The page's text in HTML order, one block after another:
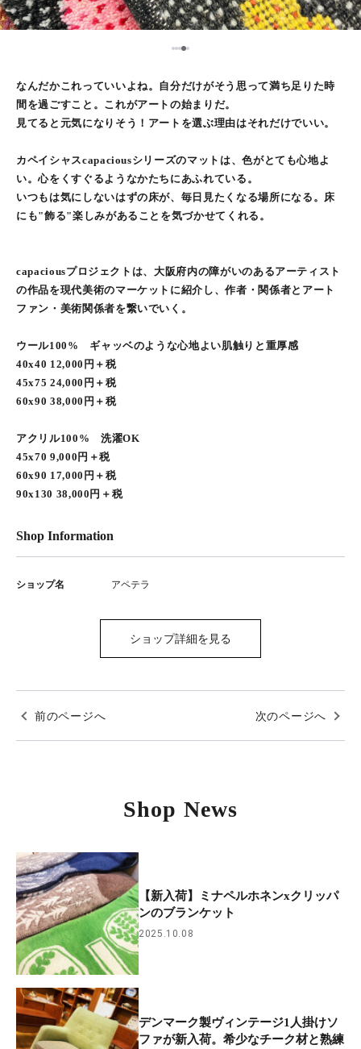
1234
なんだかこれっていいよね。自分だけがそう思って満ち足りた時
間を過ごすこと。これがアートの始まりだ。
見てると元気になりそう！アートを選ぶ理由はそれだけでいい。
カペイシャスcapaciousシリーズのマットは、色がとても心地よ
い。心をくすぐるようなかたちにあふれている。
いつもは気にしないはずの床が、毎日見たくなる場所になる。床
にも"飾る"楽しみがあることを気づかせてくれる。
capaciousプロジェクトは、大阪府内の障がいのあるアーティスト
の作品を現代美術のマーケットに紹介し、作者・関係者とアート
ファン・美術関係者を繋いでいく。
ウール100% ギャッベのような心地よい肌触りと重厚感
40x40 12,000円＋税
45x75 24,000円＋税
60x90 38,000円＋税
アクリル100% 洗濯OK
45x70 9,000円＋税
60x90 17,000円＋税
90x130 38,000円＋税
Shop Information
ショップ名 アペテラ
ショップ詳細を見る
前のページへ 次のページへ
Shop News
【新入荷】ミナペルホネンxクリッパ
ンのブランケット
2025.10.08
デンマーク製ヴィンテージ1人掛けソ
ファが新入荷。希少なチーク材と熟練